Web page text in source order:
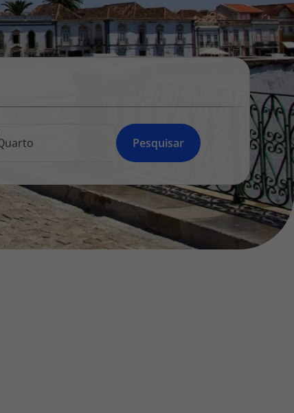
Apoio ao cliente em Portugal
218 925 471
Apoio ao cliente no Estrangeiro
facilidade na marcação das suas viagens, tem ainda ao seu
dispor o nosso call center a funcionar todos os dias úteis das
10:00 às 20:00 e Sábado das 10:00 às 14:00.
Pesquisar